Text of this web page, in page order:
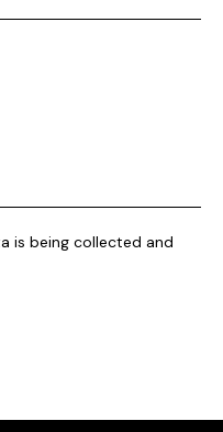
is being collected and